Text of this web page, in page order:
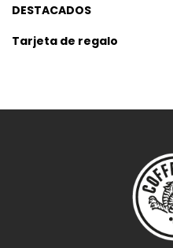
DESTACADOS
Tarjeta de regalo